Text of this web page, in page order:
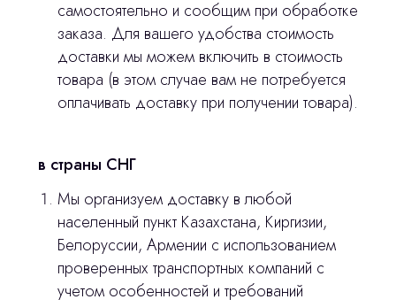
самостоятельно и сообщим при обработке
заказа. Для вашего удобства стоимость
доставки мы можем включить в стоимость
товара (в этом случае вам не потребуется
оплачивать доставку при получении товара).
в страны СНГ
Мы организуем доставку в любой
населенный пункт Казахстана, Киргизии,
Белоруссии, Армении с использованием
проверенных транспортных компаний с
учетом особенностей и требований
сделано
Продукция
Лицензирование
Изготовление хирургических шаблонов
Оплата и доставка
Политика конфиденциальности
Контакты
stasicus